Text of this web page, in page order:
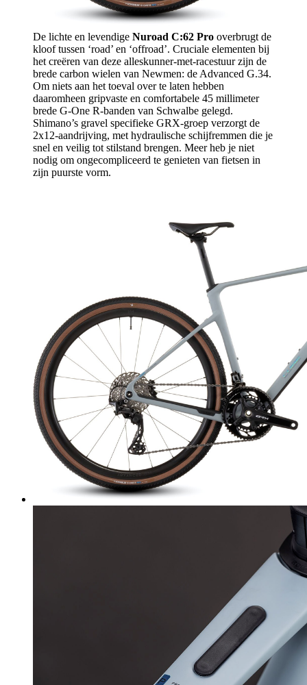
De lichte en levendige Nuroad C:62 Pro overbrugt de
kloof tussen ‘road’ en ‘offroad’. Cruciale elementen bij
het creëren van deze alleskunner-met-racestuur zijn de
brede carbon wielen van Newmen: de Advanced G.34.
Om niets aan het toeval over te laten hebben
daaromheen gripvaste en comfortabele 45 millimeter
brede G-One R-banden van Schwalbe gelegd.
Shimano’s gravel specifieke GRX-groep verzorgt de
2x12-aandrijving, met hydraulische schijfremmen die je
snel en veilig tot stilstand brengen. Meer heb je niet
nodig om ongecompliceerd te genieten van fietsen in
zijn puurste vorm.